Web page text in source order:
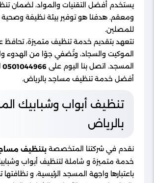
يستخدم أفضل التقنيات والمواد، لضمان
ومعقم. هدفنا هو توفير بيئة نظيفة وصحية
للمصلين.
نتعهد بتقديم خدمة تنظيف متميزة، تحافظ
الموكيت والسجاد، وتُضفي جوًا من الهدوء
المسجد. اتصل بنا اليوم على 0501044966
أفضل خدمة تنظيف مساجد بالرياض.
تنظيف أبواب وشبابيك
بالرياض
نقدم في شركتنا المتخصصة بتنظيف
خدمة متميزة و شاملة لتنظيف أبواب
باعتبارها واجهة المسجد الرئيسية، و